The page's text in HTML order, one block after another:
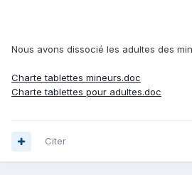
Nous avons dissocié les adultes des
Charte tablettes mineurs.doc
Charte tablettes pour adultes.doc
Citer